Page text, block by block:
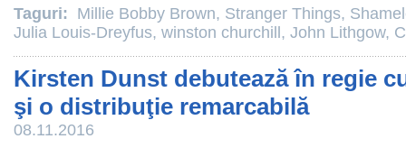
Taguri: Millie Bobby Brown, Stranger Things,
Julia Louis-Dreyfus, winston churchill , John Lithgow,
Kirsten Dunst debutează în regie
şi o distribuţie remarcabilă
08.11.2016